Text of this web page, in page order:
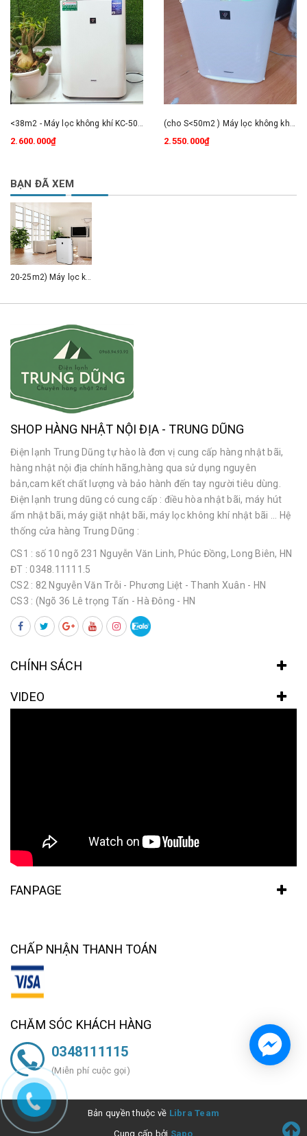
<38m2 - Máy lọc không khí KC-50HT - bù ẩm thông minh
2.600.000₫
(cho S<50m2 ) Máy lọc không khí và bù ẩm SHARP KC-A70/70Ecó hiển thị độ ẩm và bánh xe di chuyển dễ dàng
2.550.000₫
BẠN ĐÃ XEM
20-25m2) Máy lọc không khí Sharp kc-E40-w có bù ẩm thông minh (white)
SHOP HÀNG NHẬT NỘI ĐỊA - TRUNG DŨNG
Điện lạnh Trung Dũng tự hào là đơn vị cung cấp hàng nhật bãi,
hàng nhật nội địa chính hãng,hàng qua sử dụng nguyên
bản,cam kết chất lượng và bảo hành đến tay người tiêu dùng.
Điện lạnh trung dũng có cung cấp : điều hòa nhật bãi, máy hút
ẩm nhật bãi, máy giặt nhật bãi, máy lọc không khí nhật bãi ... Hệ
thống cửa hàng Trung Dũng :
CS1 : số 10 ngõ 231 Nguyễn Văn Linh, Phúc Đồng, Long Biên, HN
ĐT : 0348.11111.5
CS2 : 82 Nguyễn Văn Trỗi - Phương Liệt - Thanh Xuân - HN
CS3 : (Ngõ 36 Lê trọng Tấn - Hà Đông - HN
CHÍNH SÁCH
VIDEO
FANPAGE
CHẤP NHẬN THANH TOÁN
CHĂM SÓC KHÁCH HÀNG
0348111115
(Miễn phí cuộc gọi)
Bản quyền thuộc về Libra Team
Cung cấp bởi Sapo